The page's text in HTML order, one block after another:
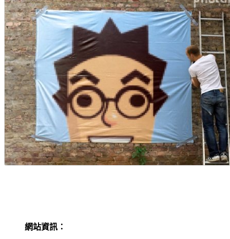
網站資訊：